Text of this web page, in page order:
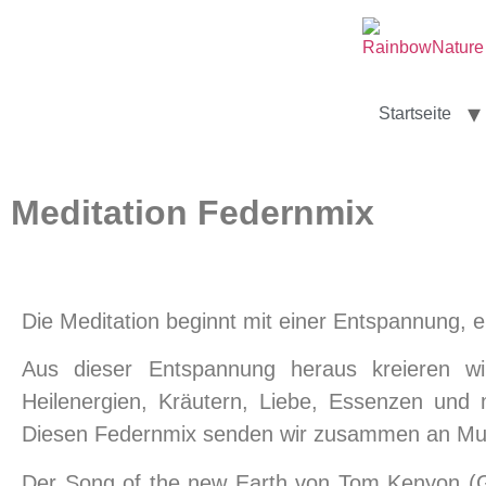
Startseite
Meditation Federnmix
Die Meditation beginnt mit einer Entspannung,
Aus dieser Entspannung heraus kreieren
Heilenergien, Kräutern, Liebe, Essenzen
Diesen Federnmix senden wir zusammen an